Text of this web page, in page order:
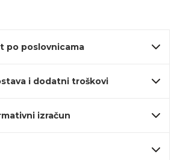
po poslovnicama
i dodatni troškovi
izračun